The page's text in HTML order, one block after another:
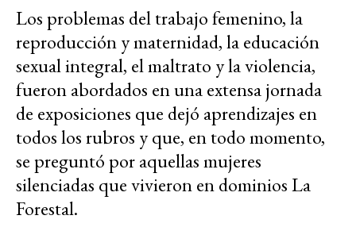
Los problemas del trabajo femenino, la
reproducción y maternidad, la educación
sexual integral, el maltrato y la violencia,
fueron abordados en una extensa jornada
de exposiciones que dejó aprendizajes en
todos los rubros y que, en todo momento,
se preguntó por aquellas mujeres
silenciadas que vivieron en dominios La
Forestal.